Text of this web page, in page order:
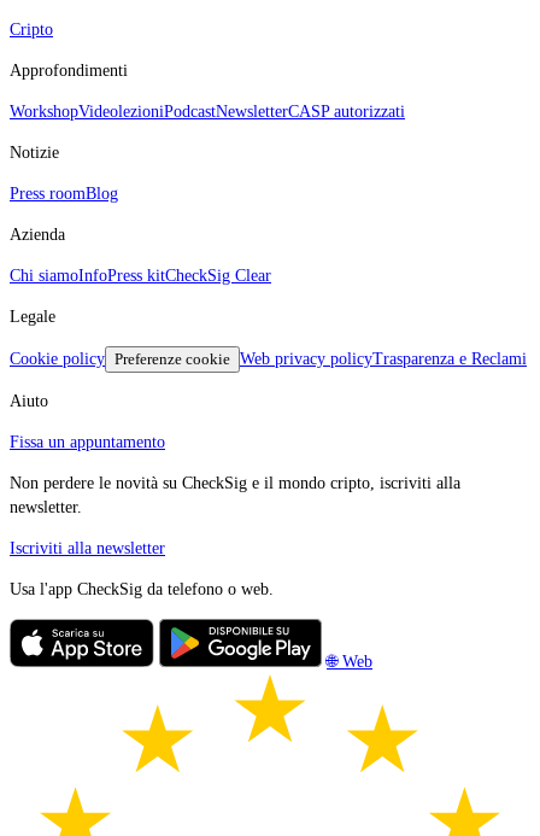
Cripto
Approfondimenti
WorkshopVideolezioniPodcastNewsletterCASP autorizzati
Notizie
Press roomBlog
Azienda
Chi siamoInfoPress kitCheckSig Clear
Legale
Cookie policy Preferenze cookie Web privacy policyTrasparenza e Reclami
Aiuto
Fissa un appuntamento
Non perdere le novità su CheckSig e il mondo cripto, iscriviti alla
newsletter.
Iscriviti alla newsletter
Usa l'app CheckSig da telefono o web.
🌐 Web